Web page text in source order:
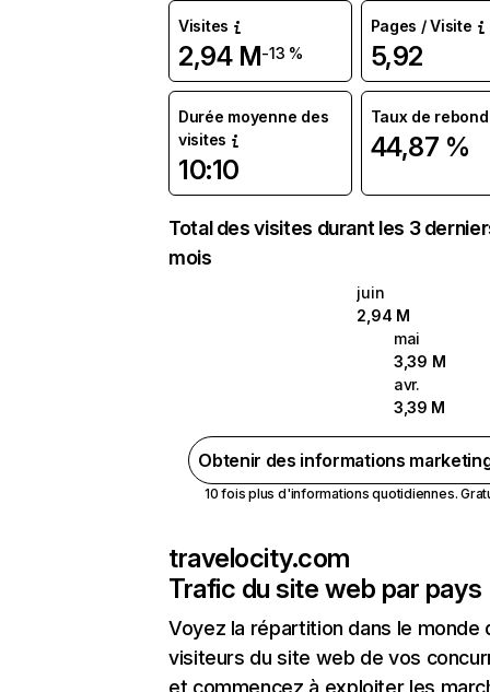
Visites
2,94 M-13 %
Pages / Visite
5,92
Durée moyenne des
visites
10:10
Taux de rebond
44,87 %
Total des visites durant les 3
mois
juin
2,94 M
mai
3,39 M
avr.
3,39 M
Obtenir des informations
10 fois plus d'informations quotidiennes.
travelocity.com
Trafic du site web par pays
Voyez la répartition dans le monde
visiteurs du site web de vos
et commencez à exploiter les